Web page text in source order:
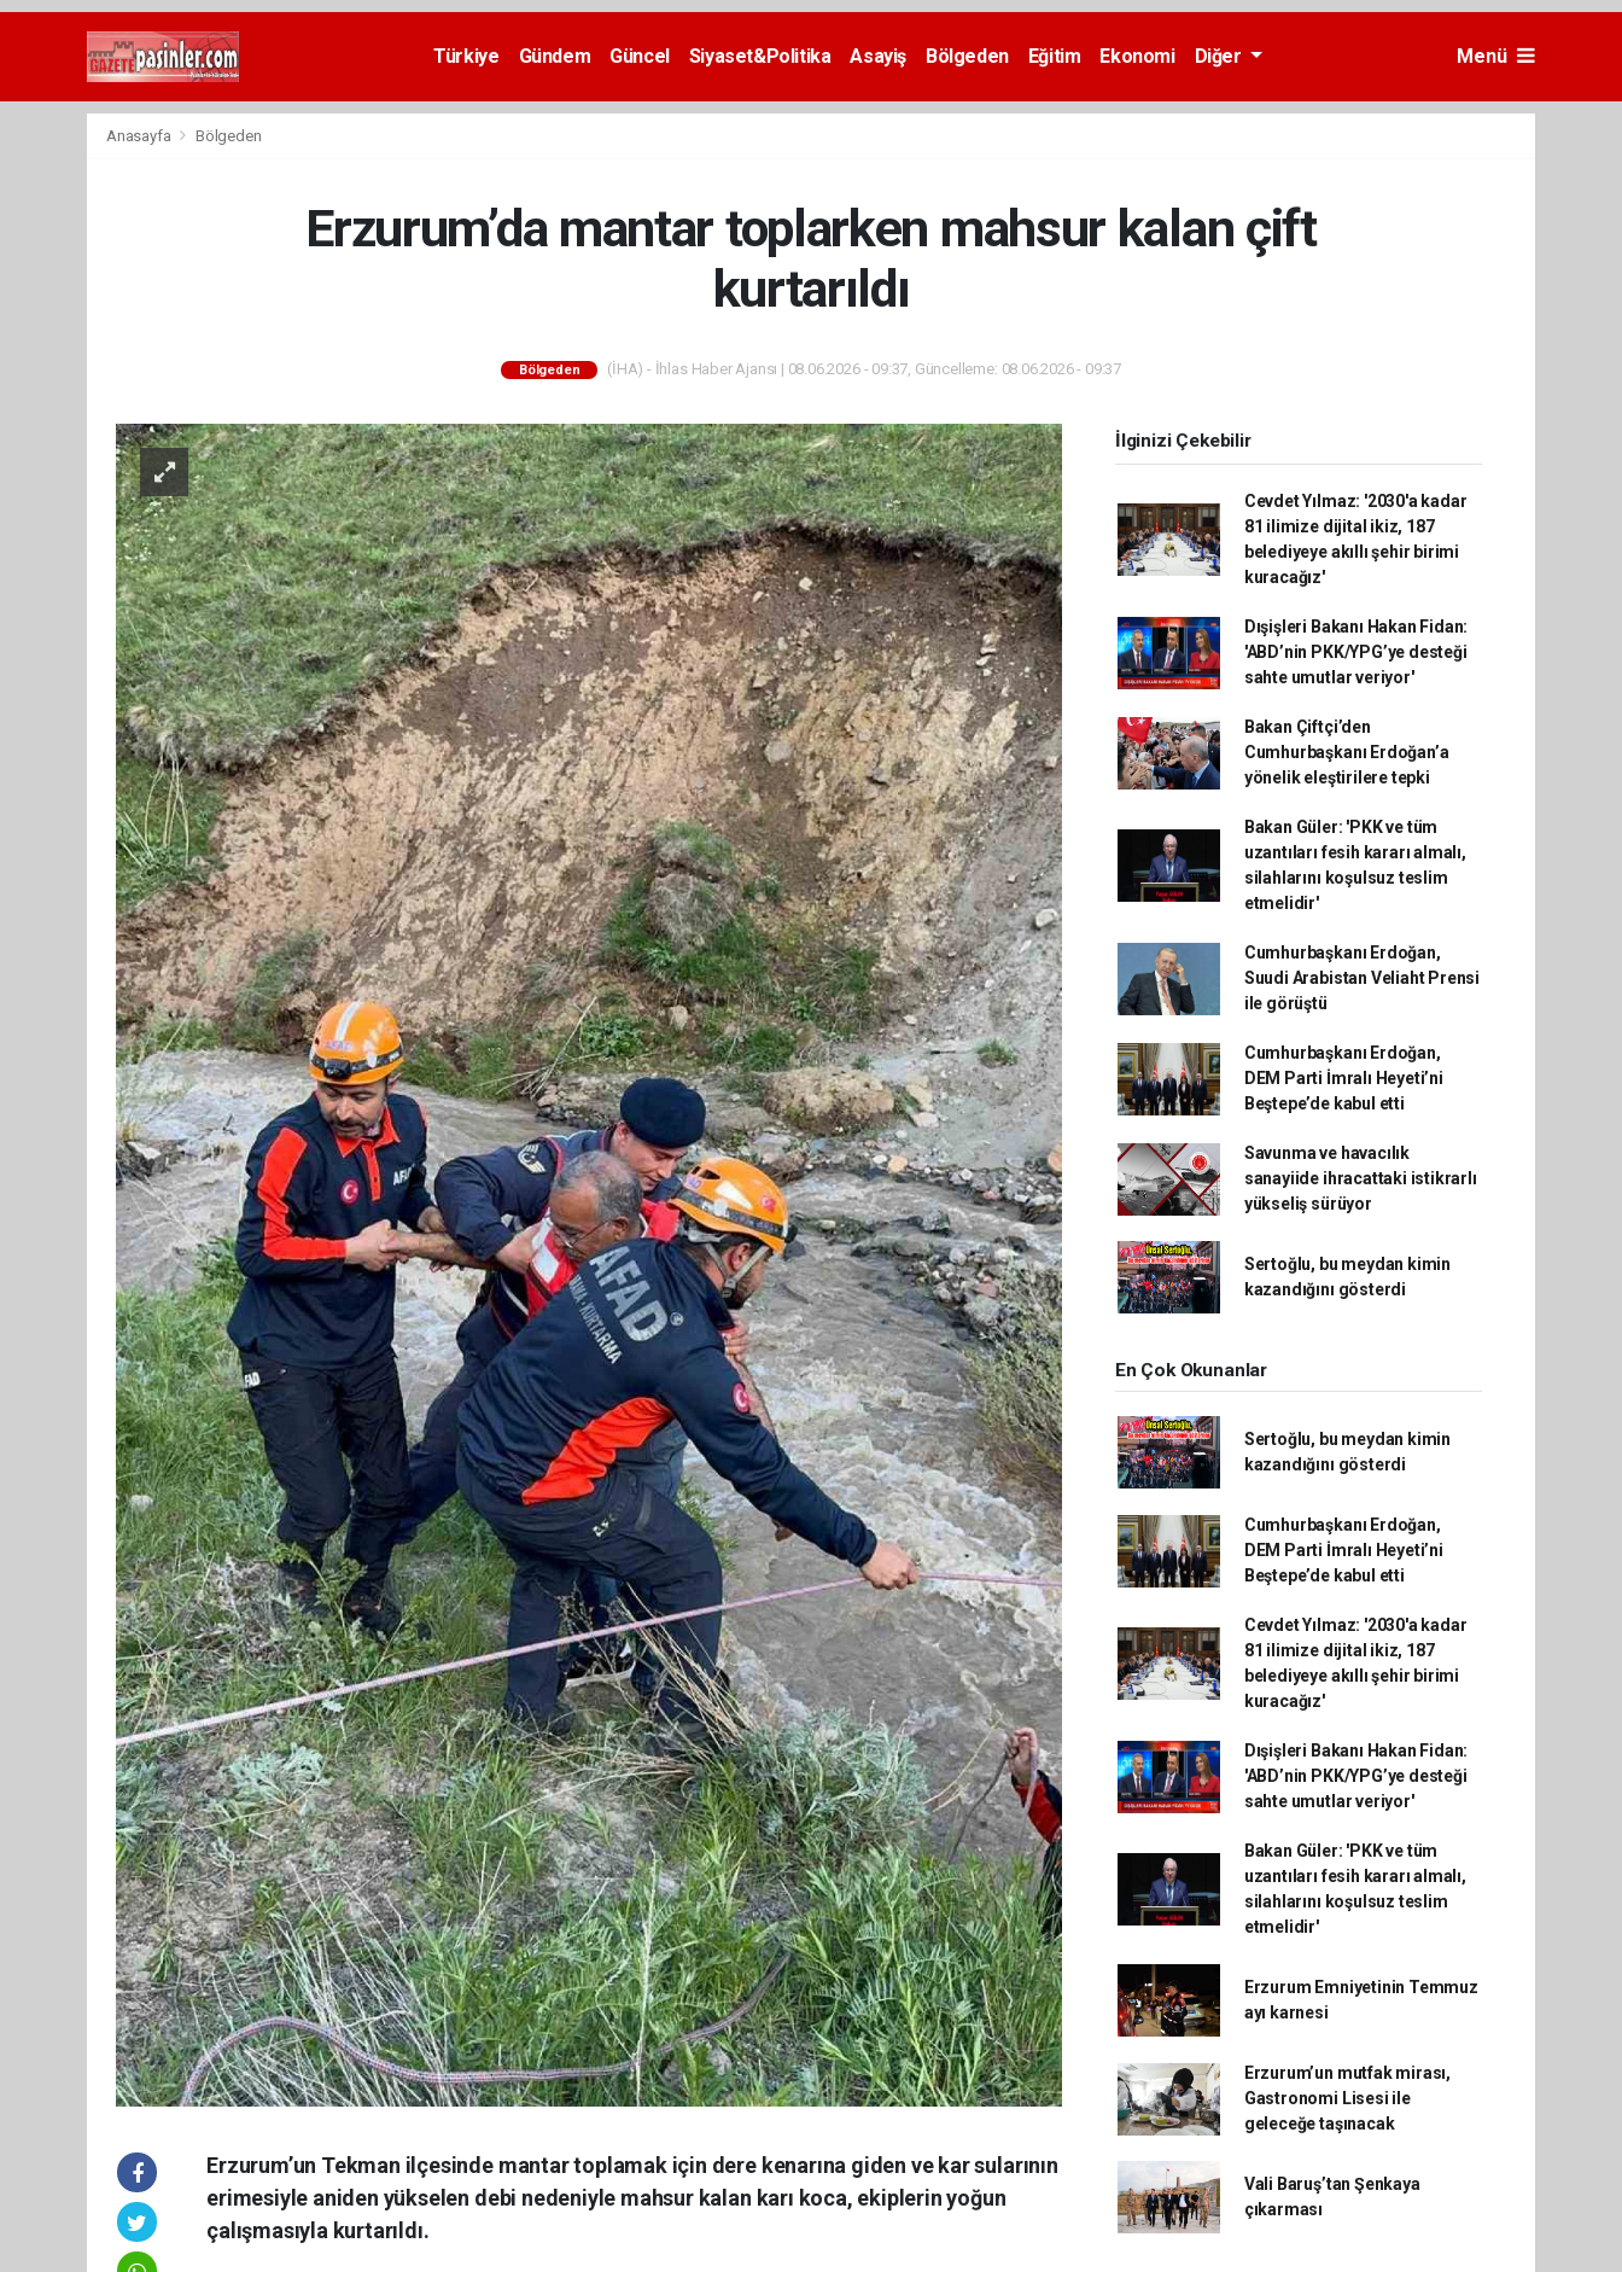
Deneme
Türkiye Gündem Güncel Siyaset&Politika Asayiş Bölgeden Eğitim Ekonomi Diğer Menü
Anasayfa Bölgeden
Erzurum’da mantar toplarken mahsur kalan çift
kurtarıldı
Bölgeden (İHA) - İhlas Haber Ajansı | 08.06.2026 - 09:37, Güncelleme: 08.06.2026 - 09:37
Erzurum’un Tekman ilçesinde mantar toplamak için dere kenarına giden ve kar sularının
erimesiyle aniden yükselen debi nedeniyle mahsur kalan karı koca, ekiplerin yoğun
çalışmasıyla kurtarıldı.
İlginizi Çekebilir
Cevdet Yılmaz: '2030'a kadar
81 ilimize dijital ikiz, 187
belediyeye akıllı şehir birimi
kuracağız'
Dışişleri Bakanı Hakan Fidan:
'ABD’nin PKK/YPG’ye desteği
sahte umutlar veriyor'
Bakan Çiftçi’den
Cumhurbaşkanı Erdoğan’a
yönelik eleştirilere tepki
Bakan Güler: 'PKK ve tüm
uzantıları fesih kararı almalı,
silahlarını koşulsuz teslim
etmelidir'
Cumhurbaşkanı Erdoğan,
Suudi Arabistan Veliaht Prensi
ile görüştü
Cumhurbaşkanı Erdoğan,
DEM Parti İmralı Heyeti’ni
Beştepe’de kabul etti
Savunma ve havacılık
sanayiide ihracattaki istikrarlı
yükseliş sürüyor
Sertoğlu, bu meydan kimin
kazandığını gösterdi
En Çok Okunanlar
Sertoğlu, bu meydan kimin
kazandığını gösterdi
Cumhurbaşkanı Erdoğan,
DEM Parti İmralı Heyeti’ni
Beştepe’de kabul etti
Cevdet Yılmaz: '2030'a kadar
81 ilimize dijital ikiz, 187
belediyeye akıllı şehir birimi
kuracağız'
Dışişleri Bakanı Hakan Fidan:
'ABD’nin PKK/YPG’ye desteği
sahte umutlar veriyor'
Bakan Güler: 'PKK ve tüm
uzantıları fesih kararı almalı,
silahlarını koşulsuz teslim
etmelidir'
Erzurum Emniyetinin Temmuz
ayı karnesi
Erzurum’un mutfak mirası,
Gastronomi Lisesi ile
geleceğe taşınacak
Vali Baruş’tan Şenkaya
çıkarması